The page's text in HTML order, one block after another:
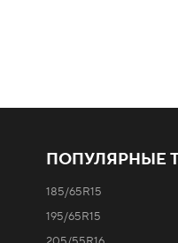
ПОПУЛЯРНЫЕ
185/65R15
195/65R15